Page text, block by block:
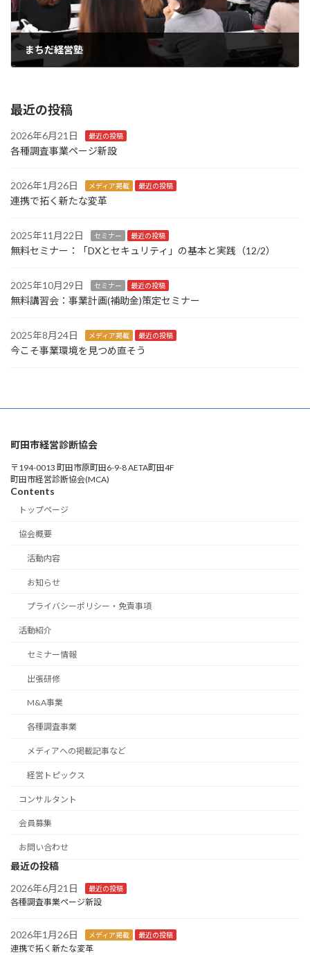
まちだ経営塾
最近の投稿
2026年6月21日 最近の投稿
各種調査事業ページ新設
2026年1月26日 メディア掲載 最近の投稿
連携で拓く新たな変革
2025年11月22日 セミナー 最近の投稿
無料セミナー：「DXとセキュリティ」の基本と実践（12/2）
2025年10月29日 セミナー 最近の投稿
無料講習会：事業計画(補助金)策定セミナー
2025年8月24日 メディア掲載 最近の投稿
今こそ事業環境を見つめ直そう
町田市経営診断協会
〒194-0013 町田市原町田6-9-8 AETA町田4F
町田市経営診断協会(MCA)
Contents
トップページ
協会概要
活動内容
お知らせ
プライバシーポリシー・免責事項
活動紹介
セミナー情報
出張研修
M&A事業
各種調査事業
メディアへの掲載記事など
経営トピックス
コンサルタント
会員募集
お問い合わせ
最近の投稿
2026年6月21日
最近の投稿
各種調査事業ページ新設
2026年1月26日 メディア掲載 最近の投稿
連携で拓く新たな変革